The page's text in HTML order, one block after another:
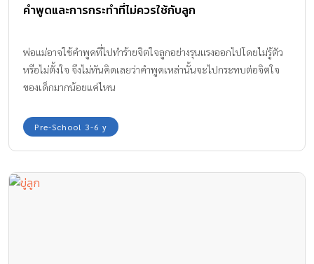
คำพูดและการกระทำที่ไม่ควรใช้กับลูก
พ่อแม่อาจใช้คำพูดที่ไปทำร้ายจิตใจลูกอย่างรุนแรงออกไปโดยไม่รู้ตัว
หรือไม่ตั้งใจ จึงไม่ทันคิดเลยว่าคำพูดเหล่านั้นจะไปกระทบต่อจิตใจ
ของเด็กมากน้อยแค่ไหน
Pre-School 3-6 y